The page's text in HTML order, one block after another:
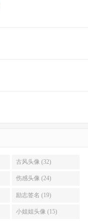
古风头像 (32)
伤感头像 (24)
励志签名 (19)
小姐姐头像 (15)